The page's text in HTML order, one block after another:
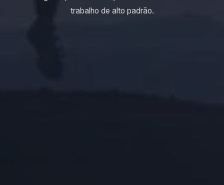
trabalho de alto padrão.